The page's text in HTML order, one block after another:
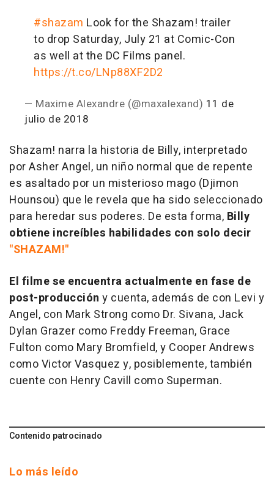
#shazam Look for the Shazam! trailer
to drop Saturday, July 21 at Comic-Con
as well at the DC Films panel.
https://t.co/LNp88XF2D2
— Maxime Alexandre (@maxalexand) 11 de
julio de 2018
Shazam! narra la historia de Billy, interpretado
por Asher Angel, un niño normal que de repente
es asaltado por un misterioso mago (Djimon
Hounsou) que le revela que ha sido seleccionado
para heredar sus poderes. De esta forma, Billy
obtiene increíbles habilidades con solo decir
"SHAZAM!"
El filme se encuentra actualmente en fase de
post-producción y cuenta, además de con Levi y
Angel, con Mark Strong como Dr. Sivana, Jack
Dylan Grazer como Freddy Freeman, Grace
Fulton como Mary Bromfield, y Cooper Andrews
como Victor Vasquez y, posiblemente, también
cuente con Henry Cavill como Superman.
Contenido patrocinado
Lo más leído